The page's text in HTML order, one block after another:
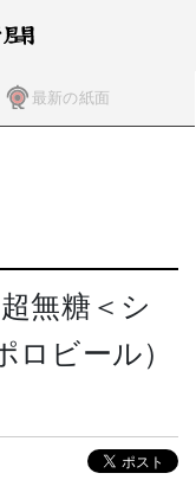
最新の紙面
無糖＜シ
ロビール）